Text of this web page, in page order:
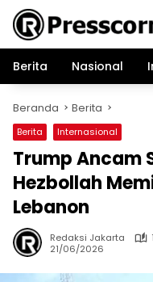
Langsung
konten
Berita
Nasional
Beranda Berita
Berita Internasional
Trump Ancam
Hezbollah
Lebanon
Redaksi Jakarta
21/06/2026